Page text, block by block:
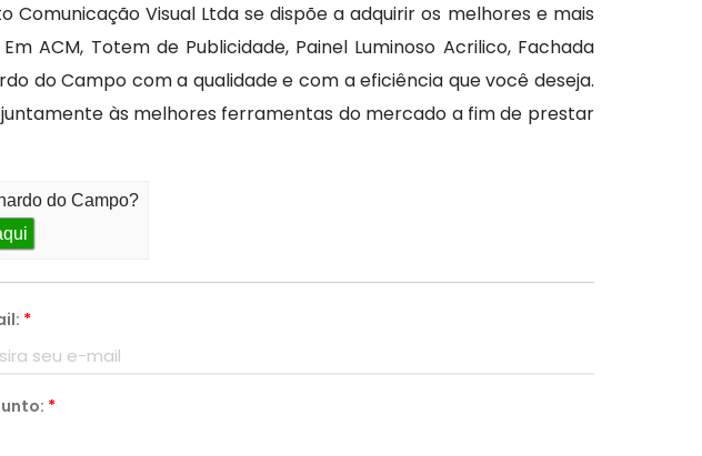
Comunicação Visual Ltda se dispõe a adquirir os melhores e mais
ACM, Totem de Publicidade, Painel Luminoso Acrilico, Fachada
do Campo com a qualidade e com a eficiência que você deseja.
às melhores ferramentas do mercado a fim de prestar
do Campo?
*
*